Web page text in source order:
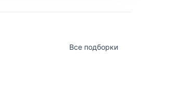
Все подборки